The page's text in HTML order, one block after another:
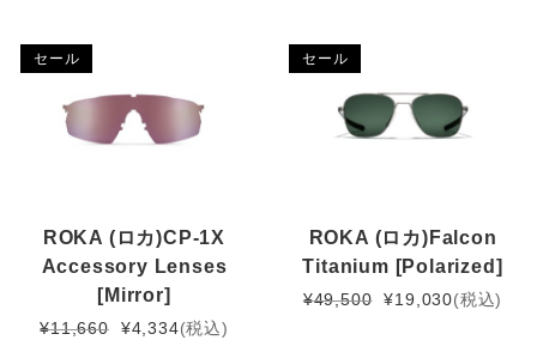
¥23,100
で
し
は
¥8,470
で
で
し
た。
¥3,311
で
す。
セール
ROKA (ロカ)CP-1X
Accessory Lenses
[Mirror]
¥11,660
元
¥4,334
現
(税込)
セール
ROKA (ロカ)Falcon
Titanium [Polarized]
¥49,500
元
¥19,030
現
(税込)